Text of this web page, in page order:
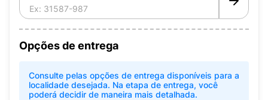
Opções de entrega
Consulte pelas opções de entrega disponíveis para a
localidade desejada. Na etapa de entrega, você
poderá decidir de maneira mais detalhada.